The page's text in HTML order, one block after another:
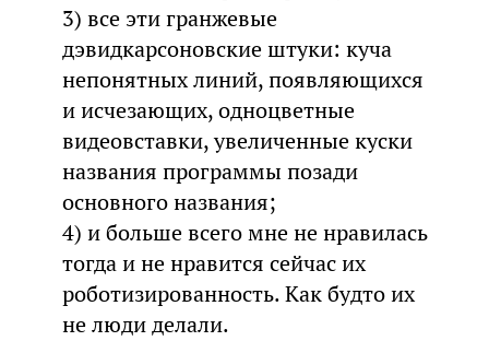
3) все эти гранжевые
дэвидкарсоновские штуки: куча
непонятных линий, появляющихся
и исчезающих, одноцветные
видеовставки, увеличенные куски
названия программы позади
основного названия;
4) и больше всего мне не нравилась
тогда и не нравится сейчас их
роботизированность. Как будто их
не люди делали.